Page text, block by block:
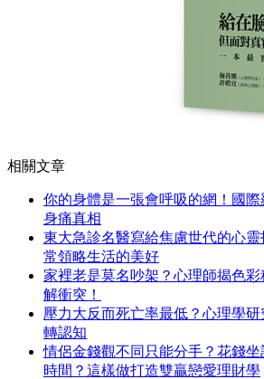
相關文章
你的身體是一張會呼吸的網！國
身痛真相
東大急診名醫寫給焦慮世代的心靈
常領略生活的美好
家裡老是莫名吵架？心理師揭色
解衝突！
壓力大反而死亡率最低？心理學
轉認知
情侶金錢觀不同只能分手？花錢
時間？這樣做打造雙贏戀愛理財學